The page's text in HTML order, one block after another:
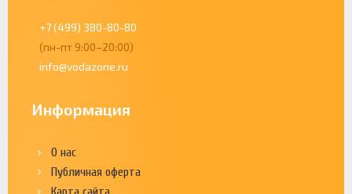
+7 (499) 380-80-80
(пн-пт 9:00–20:00)
info@vodazone.ru
Информация
О нас
Публичная оферта